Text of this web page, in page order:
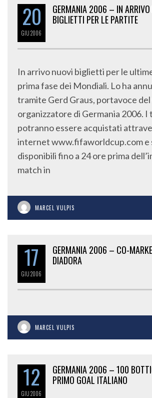
20
GIU2006
GERMANIA 2006 – IN ARRIVO
BIGLIETTI PER LE PARTITE
In arrivo nuovi biglietti per le
prima fase dei Mondiali. Lo ha
tramite Gerd Graus, portavoce
organizzatore di Germania 2006. I
potranno essere acquistati
internet www.fifaworldcup.com e
disponibili fino a 24 ore prima
match in
MARCEL VULPIS
17
GIU2006
GERMANIA 2006 – CO-
DIADORA
MARCEL VULPIS
12
GIU2006
GERMANIA 2006 – 100
PRIMO GOAL ITALIANO